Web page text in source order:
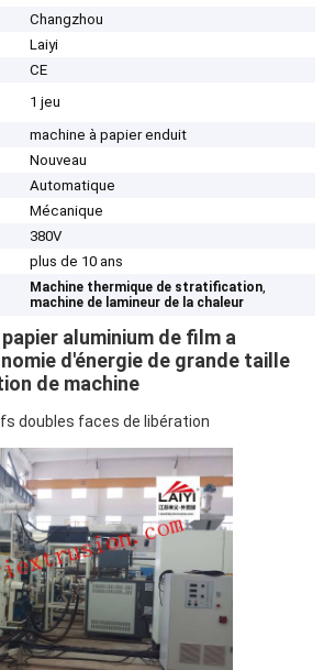
Changzhou
Laiyi
CE
1 jeu
machine à papier enduit
Nouveau
Automatique
Mécanique
380V
plus de 10 ans
Machine thermique de stratification,
machine de lamineur de la chaleur
aluminium de film a
d'énergie de grande taille
de machine
doubles faces de libération